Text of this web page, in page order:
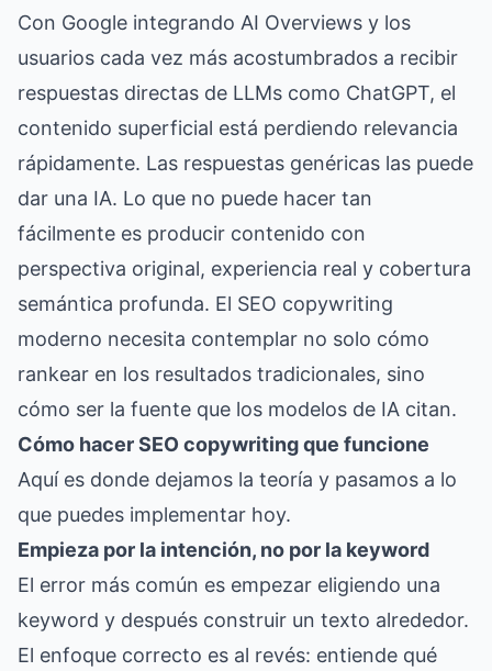
Con Google integrando AI Overviews y los
usuarios cada vez más acostumbrados a recibir
respuestas directas de LLMs como ChatGPT, el
contenido superficial está perdiendo relevancia
rápidamente. Las respuestas genéricas las puede
dar una IA. Lo que no puede hacer tan
fácilmente es producir contenido con
perspectiva original, experiencia real y cobertura
semántica profunda. El SEO copywriting
moderno necesita contemplar no solo cómo
rankear en los resultados tradicionales, sino
cómo ser la fuente que los modelos de IA citan.
Cómo hacer SEO copywriting que funcione
Aquí es donde dejamos la teoría y pasamos a lo
que puedes implementar hoy.
Empieza por la intención, no por la keyword
El error más común es empezar eligiendo una
keyword y después construir un texto alrededor.
El enfoque correcto es al revés: entiende qué